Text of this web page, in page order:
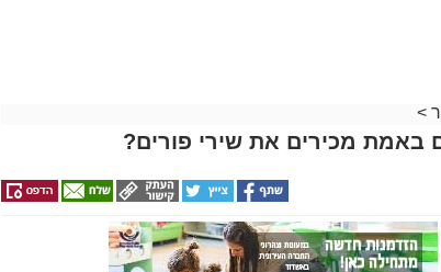
>
מכירים את שירי פורים?